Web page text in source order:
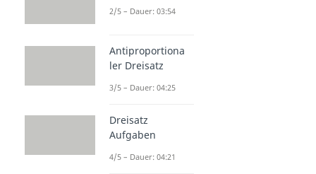
2/5 – Dauer: 03:54
Antiproportiona
ler Dreisatz
3/5 – Dauer: 04:25
Dreisatz
Aufgaben
4/5 – Dauer: 04:21